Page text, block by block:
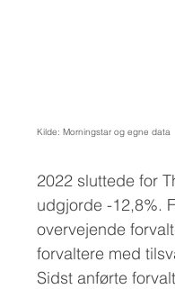
Kilde: Morningstar og egne data
2022 sluttede for
udgjorde -12,8%.
overvejende
forvaltere med
Sidst anførte